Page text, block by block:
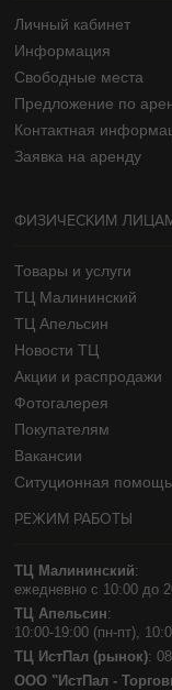
Личный кабинет
Информация
Свободные места
Предложение по
Контактная
Заявка на аренду
ФИЗИЧЕСКИМ
Товары и услуги
ТЦ Малининский
ТЦ Апельсин
Новости ТЦ
Акции и распродажи
Фотогалерея
Покупателям
Вакансии
Ситуционная
РЕЖИМ РАБОТЫ
ТЦ Малининский:
ежедневно с 10:00 до
ТЦ Апельсин:
10:00-19:00 (пн-пт),
ТЦ ИстПал (рынок):
ООО "ИстПал -